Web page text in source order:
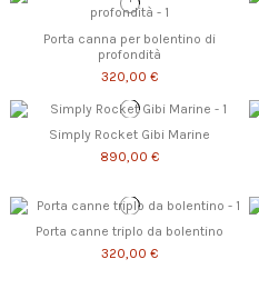
Porta canna per bolentino di
profondità
320,00 €
Simply Rocket Gibi Marine
890,00 €
Porta canne triplo da bolentino
320,00 €